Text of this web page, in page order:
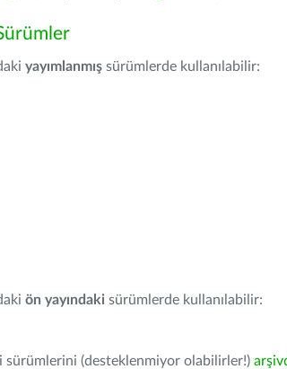
yayımlanmış sürümlerde kullanılabilir:
ön yayındaki sürümlerde kullanılabilir:
sürümlerini (desteklenmiyor olabilirler!)